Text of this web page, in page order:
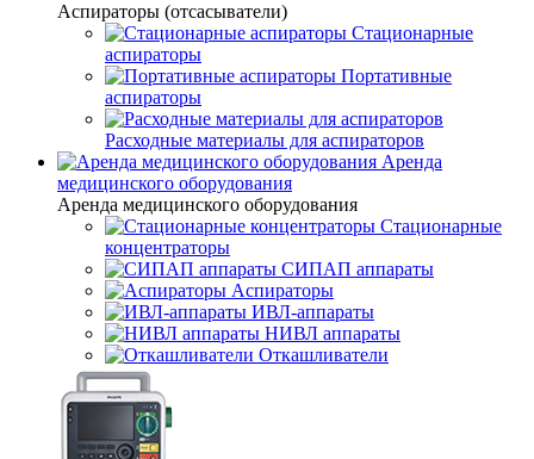
Аспираторы (отсасыватели)
Стационарные
аспираторы
Портативные
аспираторы
Расходные материалы для аспираторов
Аренда
медицинского оборудования
Аренда медицинского оборудования
Стационарные
концентраторы
СИПАП аппараты
Аспираторы
ИВЛ-аппараты
НИВЛ аппараты
Откашливатели